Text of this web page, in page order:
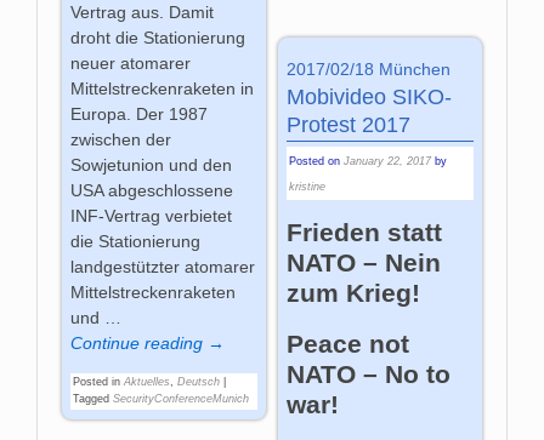
Vertrag aus. Damit
droht die Stationierung
neuer atomarer
Mittelstreckenraketen in
Europa. Der 1987
zwischen der
Sowjetunion und den
USA abgeschlossene
INF-Vertrag verbietet
die Stationierung
landgestützter atomarer
Mittelstreckenraketen
und
Continue reading →
Posted in Aktuelles ,Deutsch
Tagged SecurityConferenceMunich
2017/02/18 München
Mobivideo SIKO-
Protest 2017
Posted on January 22, 2017 by
kristine
Frieden statt
NATO – Nein
zum Krieg!
Peace not
NATO – No to
war!